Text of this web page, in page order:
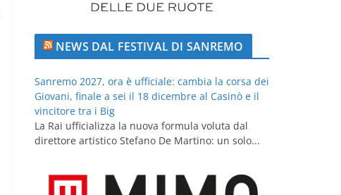
NEWS DAL FESTIVAL DI SANREMO
Sanremo 2027, ora è ufficiale: cambia la corsa dei
Giovani, finale a sei il 18 dicembre al Casinò e il
vincitore tra i Big
La Rai ufficializza la nuova formula voluta dal
direttore artistico Stefano De Martino: un solo...